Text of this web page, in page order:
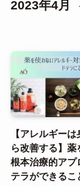
2023年4月
【アレルギー
ら改善する】薬
根本治療的アプ
テラができるこ